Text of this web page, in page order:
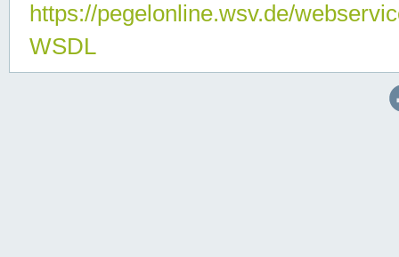
https://pegelonline.wsv.de/
WSDL